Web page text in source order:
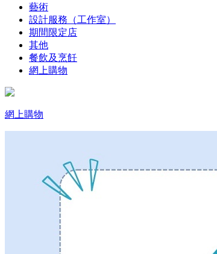
藝術
設計服務（工作室）
期間限定店
其他
餐飲及烹飪
網上購物
網上購物